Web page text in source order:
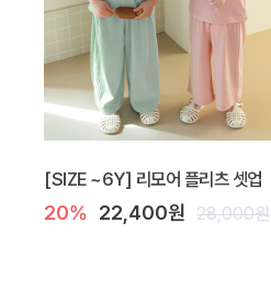
[SIZE ~6Y] 리모어 플리츠 셋업
20% 22,400원 28,000원